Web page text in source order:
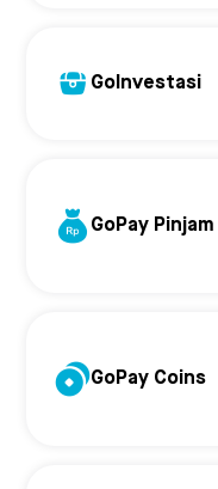
GoInvestasi
GoPay Pinjam
GoPay Coins